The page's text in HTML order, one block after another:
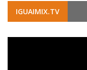
IGUAIMIX.TV